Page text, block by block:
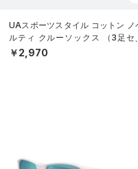
UAスポーツスタイル コットン ノ
ルティ クルーソックス （3足セッ
ト）（トレーニング/UNISEX）
￥2,970